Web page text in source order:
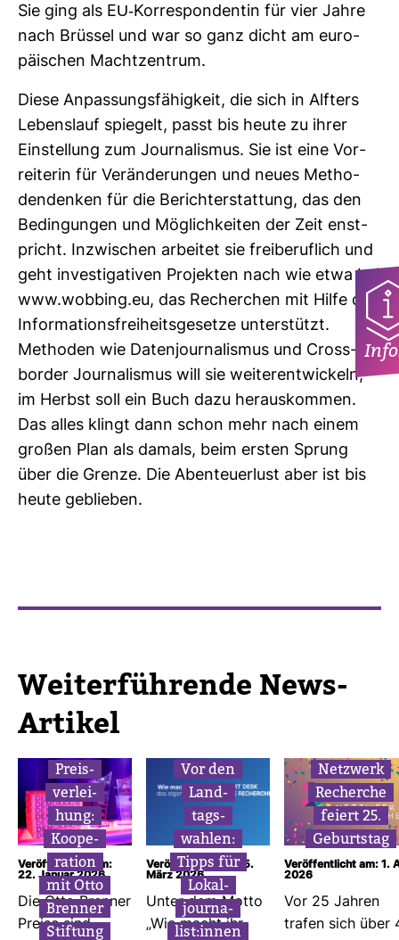
Sie ging als EU-​Kor­re­spon­dentin für vier Jahre
nach Brüssel und war so ganz dicht am euro­
päi­schen Macht­zen­trum.
Diese Anpas­sungs­fä­hig­keit, die sich in Alf­ters
Lebens­lauf spie­gelt, passt bis heute zu ihrer
Ein­stel­lung zum Jour­na­lismus. Sie ist eine Vor­
rei­terin für Ver­än­de­rungen und neues Metho­
den­denken für die Bericht­erstat­tung, das den
Bedin­gungen und Mög­lich­keiten der Zeit enst­
pricht. Inzwi­schen arbeitet sie frei­be­ruf­lich und
geht inves­ti­ga­tiven Pro­jekten nach wie etwa bei
www.wob­bing.eu, das Recher­chen mit Hilfe der
Infor­ma­ti­ons­frei­heits­ge­setze unter­stützt.
Methoden wie Daten­jour­na­lismus und Cross­
border Jour­na­lismus will sie wei­ter­ent­wi­ckeln,
im Herbst soll ein Buch dazu her­aus­kommen.
Das alles klingt dann schon mehr nach einem
großen Plan als damals, beim ersten Sprung
über die Grenze. Die Aben­teu­er­lust aber ist bis
heute geblieben.
Wei­ter­füh­rende News-​
Artikel
Preis­
ver­lei­
hung:
Koope­
ra­tion
mit Otto
Brenner
Stif­tung
Veröffentlicht am:
22. Januar 2026
Die Otto Brenner
Preise sind
Vor den
Land­
tags­
wahlen:
Tipps für
Lokal­
jour­na­
list:innen
Veröffentlicht am: 5.
März 2026
Unter dem Motto
„Wie macht ihr
Netz­werk
Recherche
feiert 25.
Geburtstag
Veröffentlicht am: 1.
2026
Vor 25 Jahren
trafen sich über